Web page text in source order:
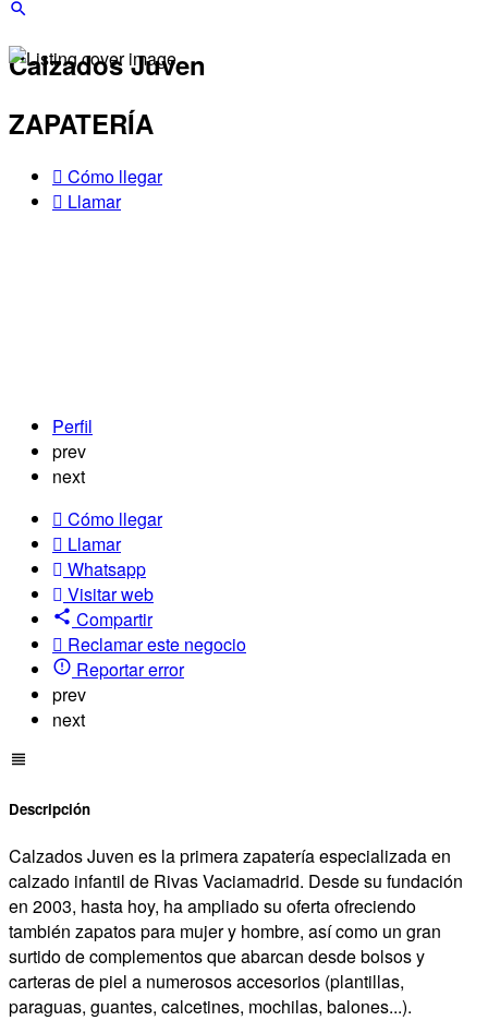
Calzados Juven
ZAPATERÍA
Cómo llegar
Llamar
Perfil
prev
next
Cómo llegar
Llamar
Whatsapp
Visitar web
Compartir
Reclamar este negocio
Reportar error
prev
next
Descripción
Calzados Juven es la primera zapatería especializada en
calzado infantil de Rivas Vaciamadrid. Desde su fundación
en 2003, hasta hoy, ha ampliado su oferta ofreciendo
también zapatos para mujer y hombre, así como un gran
surtido de complementos que abarcan desde bolsos y
carteras de piel a numerosos accesorios (plantillas,
paraguas, guantes, calcetines, mochilas, balones...).